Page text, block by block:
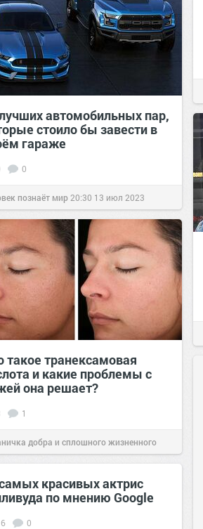
автомобильных пар,
стоило бы завести в
гараже
0
познаёт мир 20:30 13 июл 2023
такое транексамовая
и какие проблемы с
она решает?
1
добра и сплошного жизненного
13:0007 ноя 2025
красивых актрис
по мнению Google
0